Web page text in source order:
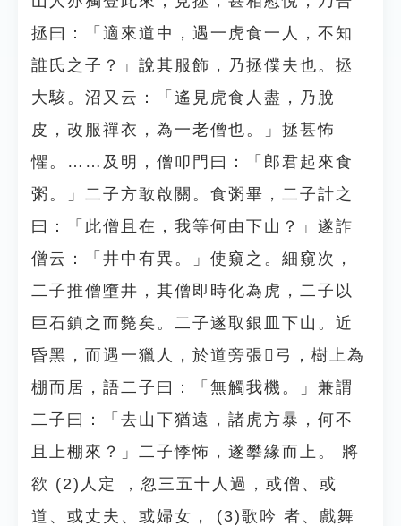
拯曰：「適來道中，遇一虎食一人，不知
誰氏之子？」說其服飾，乃拯僕夫也。拯
大駭。沼又云：「遙見虎食人盡，乃脫
皮，改服禪衣，為一老僧也。」拯甚怖
懼。……及明，僧叩門曰：「郎君起來食
粥。」二子方敢啟關。食粥畢，二子計之
曰：「此僧且在，我等何由下山？」遂詐
僧云：「井中有異。」使窺之。細窺次，
二子推僧墮井，其僧即時化為虎，二子以
巨石鎮之而斃矣。二子遂取銀皿下山。近
昏黑，而遇一獵人，於道旁張弓，樹上為
棚而居，語二子曰：「無觸我機。」兼謂
二子曰：「去山下猶遠，諸虎方暴，何不
且上棚來？」二子悸怖，遂攀緣而上。 將
欲 (2)人定 ，忽三五十人過，或僧、或
道、或丈夫、或婦女， (3)歌吟 者、戲舞